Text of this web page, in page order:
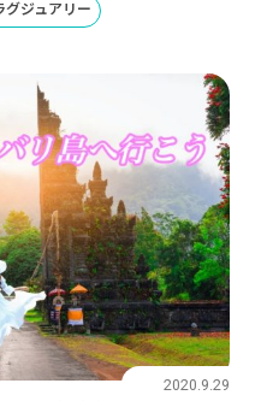
グジュアリー
2020.9.29